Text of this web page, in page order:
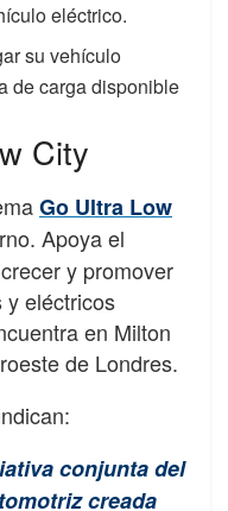
eléctrico.
su vehículo
de carga disponible
City
Go Ultra Low
Apoya el
y promover
eléctricos
en Milton
de Londres.
conjunta del
creada